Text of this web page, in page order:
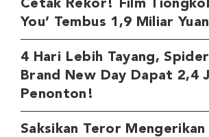
Cetak Rekor! Film
You’ Tembus 1,9 Miliar
4 Hari Lebih Tayang,
Brand New Day Dapat 2,4
Penonton!
Saksikan Teror Mengerikan